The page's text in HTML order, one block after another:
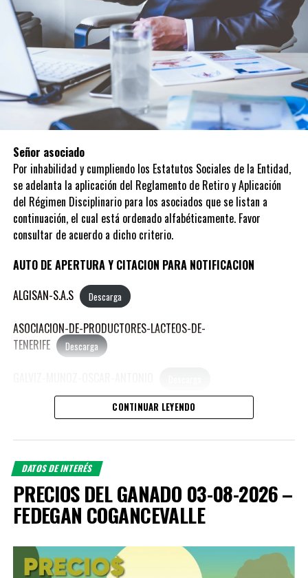
Señor asociado
Por inhabilidad y cumpliendo los Estatutos Sociales de la Entidad,
se adelanta la aplicación del Reglamento de Retiro y Aplicación
del Régimen Disciplinario para los asociados que se listan a
continuación, el cual está ordenado alfabéticamente. Favor
consultar de acuerdo a dicho criterio.
AUTO DE APERTURA Y CITACION PARA NOTIFICACION
ALGISAN-S.A.S
Descarga
ASOCIACION-DE-PRODUCTORES-LACTEOS-DE-
TENERIFE
Descarga
HENAO-GONZALES-CARLOS-ANDRES Descarga
MEJIA-ALVARADO-MANUEL-JOSE Descarga
MEJIA-SIERRA-REINA-LUCIA
MORALES-AGUDELO-JORGE-ANDRES Descarga
OROZCO-ZAPATA-PAULO-ANDRES Descarga
CONTINUAR LEYENDO
DATOS DE INTERÉS
PRECIOS DEL GANADO 03-08-2026 –
FEDEGAN COGANCEVALLE